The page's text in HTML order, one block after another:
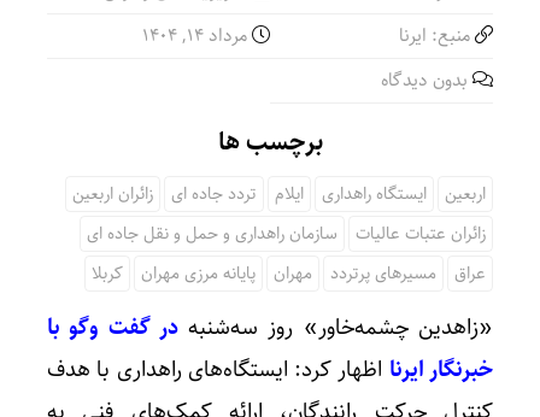
منبع: ایرنا
مرداد ۱۴, ۱۴۰۴
بدون دیدگاه
برچسب ها
اربعین ایستگاه راهداری ایلام تردد جاده ای
زائران اربعین
زائران عتبات عالیات
سازمان راهداری و حمل و نقل جاده ای
عراق
مسیرهای پرتردد مهران پایانه مرزی مهران کربلا
«زاهدین چشمه‌خاور» روز سه‌شنبهدر گفت وگو با
خبرنگار ایرنا اظهار کرد: ایستگاه‌های راهداری با هدف